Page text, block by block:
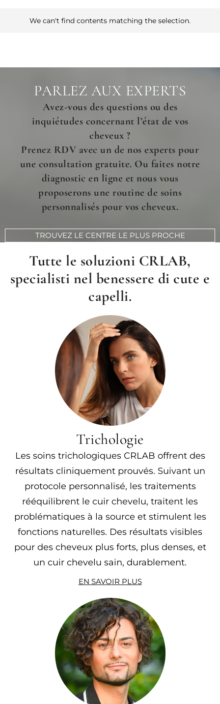
We can't find contents matching the selection.
PARLEZ AUX EXPERTS
Avez-vous des questions ou des
inquiétudes concernant l’état de vos
cheveux ?
Prenez RDV avec un de nos experts pour
une consultation gratuite. Ou faites notre
diagnostic en ligne et nous vous
proposerons une routine de soins
personnalisés pour vos cheveux.
TROUVEZ LE CENTRE LE PLUS PROCHE
Tutte le soluzioni CRLAB,
specialisti nel benessere di cute e
capelli.
Trichologie
Les soins trichologiques CRLAB offrent des
résultats cliniquement prouvés. Suivant un
protocole personnalisé, les traitements
rééquilibrent le cuir chevelu, traitent les
problématiques à la source et stimulent les
fonctions naturelles. Des résultats visibles
pour des cheveux plus forts, plus denses, et
un cuir chevelu sain, durablement.
EN SAVOIR PLUS